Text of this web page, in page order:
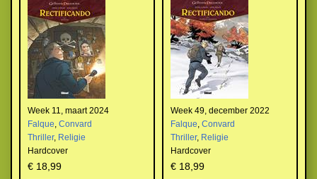
Week 11, maart 2024
Falque, Convard
Thriller, Religie
Hardcover
€ 18,99
Week 49, december 2022
Falque, Convard
Thriller, Religie
Hardcover
€ 18,99